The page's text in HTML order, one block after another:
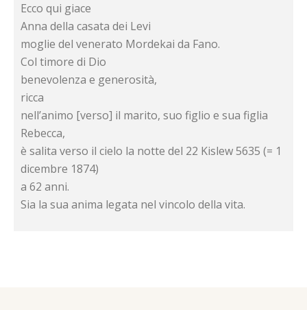
Ecco qui giace
Anna della casata dei Levi
moglie del venerato Mordekai da Fano.
Col timore di Dio
benevolenza e generosità,
ricca
nell’animo [verso] il marito, suo figlio e sua figlia
Rebecca,
è salita verso il cielo la notte del 22 Kislew 5635 (= 1
dicembre 1874)
a 62 anni.
Sia la sua anima legata nel vincolo della vita.